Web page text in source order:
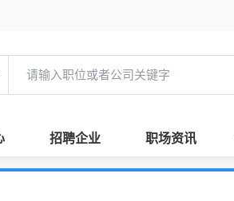
招聘企业 职场资讯